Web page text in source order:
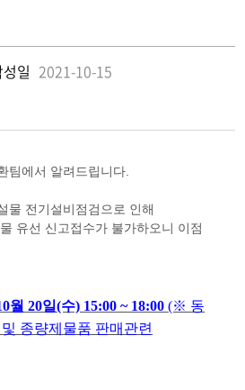
일 2021-10-15
팀에서 알려드립니다.
물 전기설비점검으로 인해
유선 신고접수가 불가하오니 이점
월 20일(수) 15:00 ~ 18:00(※ 동
종량제물품 판매관련